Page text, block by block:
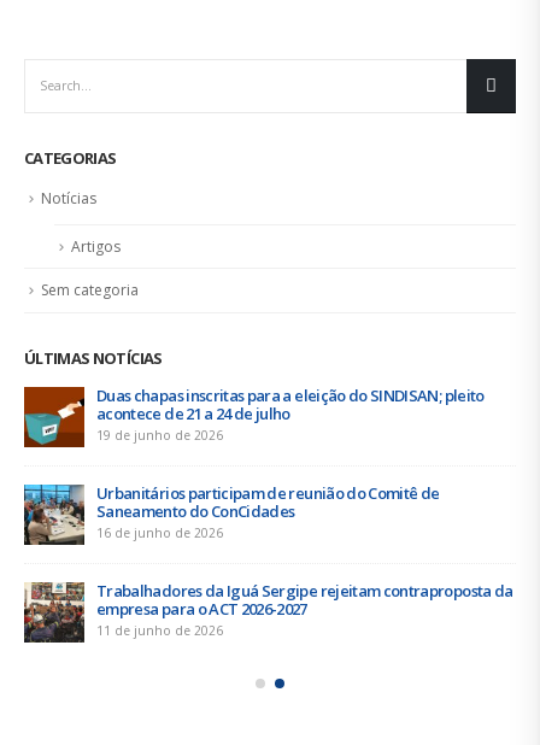
CATEGORIAS
Notícias
Artigos
Sem categoria
ÚLTIMAS NOTÍCIAS
Duas chapas inscritas para a eleição do SINDISAN; pleito
acontece de 21 a 24 de julho
19 de junho de 2026
Urbanitários participam de reunião do Comitê de
Saneamento do ConCidades
16 de junho de 2026
Trabalhadores da Iguá Sergipe rejeitam contraproposta da
empresa para o ACT 2026-2027
11 de junho de 2026